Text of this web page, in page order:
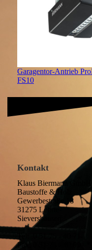
Garagentor-Antrieb
FS10
Kontakt
Klaus Biermann GmbH
Baustoffe & Holz
Gewerbestraße 18
31275 Lehrte-
Sievershausen
Fax: 0 51 75 - 40 09